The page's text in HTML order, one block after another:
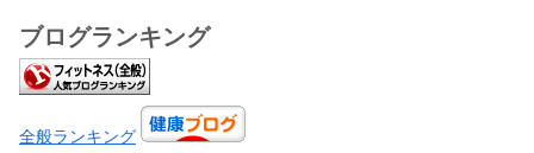
ブログランキング
全般ランキング